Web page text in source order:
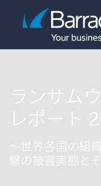
ランサム
レポート
～世界各国の組
撃の被害実態と